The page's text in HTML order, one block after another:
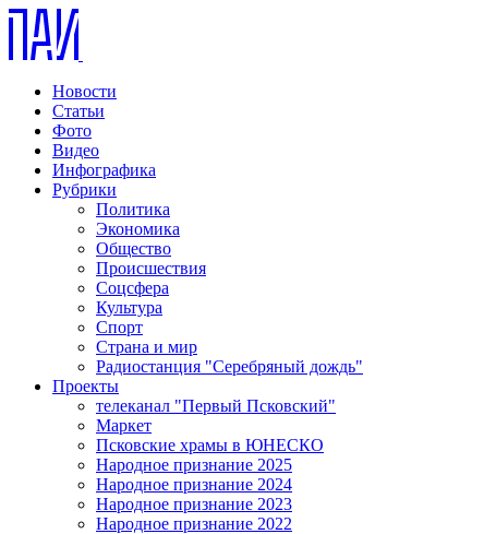
Новости
Статьи
Фото
Видео
Инфографика
Рубрики
Политика
Экономика
Общество
Происшествия
Соцсфера
Культура
Спорт
Страна и мир
Радиостанция "Серебряный дождь"
Проекты
телеканал "Первый Псковский"
Маркет
Псковские храмы в ЮНЕСКО
Народное признание 2025
Народное признание 2024
Народное признание 2023
Народное признание 2022